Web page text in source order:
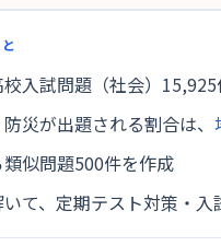
校入試問題（社会）
災が出題される割合は、
類似問題500件を作成
いて、定期テスト対策・